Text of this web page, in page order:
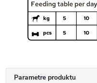
Parametre produktu